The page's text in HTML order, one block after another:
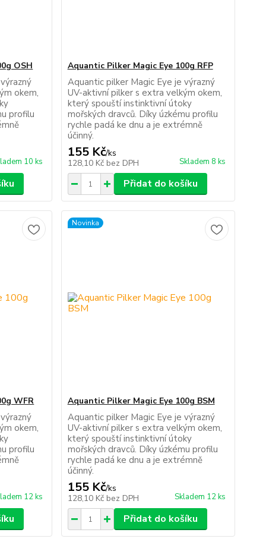
OSH
okem,
profilu
10 ks
Aquantic Pilker Magic Eye 100g RFP
Aquantic pilker Magic Eye je výrazný
UV-aktivní pilker s extra velkým okem,
který spouští instinktivní útoky
mořských dravců. Díky úzkému profilu
rychle padá ke dnu a je extrémně
účinný.
155 Kč/ks
128,10 Kč bez DPH Skladem 8 ks
Přidat do košíku
WFR
okem,
profilu
12 ks
Novinka
Aquantic Pilker Magic Eye 100g BSM
Aquantic pilker Magic Eye je výrazný
UV-aktivní pilker s extra velkým okem,
který spouští instinktivní útoky
mořských dravců. Díky úzkému profilu
rychle padá ke dnu a je extrémně
účinný.
155 Kč/ks
128,10 Kč bez DPH Skladem 12 ks
Přidat do košíku